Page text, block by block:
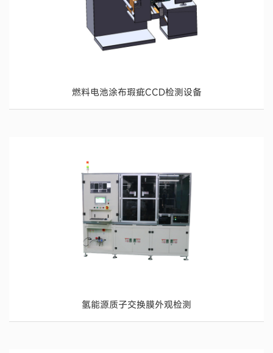
燃料电池涂布瑕疵CCD检测设备
氢能源质子交换膜外观检测